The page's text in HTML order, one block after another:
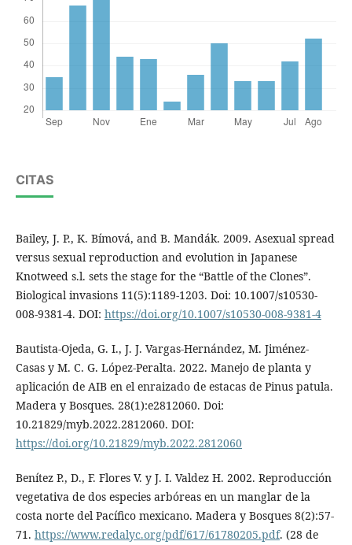
CITAS
Bailey, J. P., K. Bímová, and B. Mandák. 2009. Asexual spread
versus sexual reproduction and evolution in Japanese
Knotweed s.l. sets the stage for the “Battle of the Clones”.
Biological invasions 11(5):1189-1203. Doi: 10.1007/s10530-
008-9381-4. DOI: https://doi.org/10.1007/s10530-008-9381-4
Bautista-Ojeda, G. I., J. J. Vargas-Hernández, M. Jiménez-
Casas y M. C. G. López-Peralta. 2022. Manejo de planta y
aplicación de AIB en el enraizado de estacas de Pinus patula.
Madera y Bosques. 28(1):e2812060. Doi:
10.21829/myb.2022.2812060. DOI:
https://doi.org/10.21829/myb.2022.2812060
Benítez P., D., F. Flores V. y J. I. Valdez H. 2002. Reproducción
vegetativa de dos especies arbóreas en un manglar de la
costa norte del Pacífico mexicano. Madera y Bosques 8(2):57-
71. https://www.redalyc.org/pdf/617/61780205.pdf. (28 de